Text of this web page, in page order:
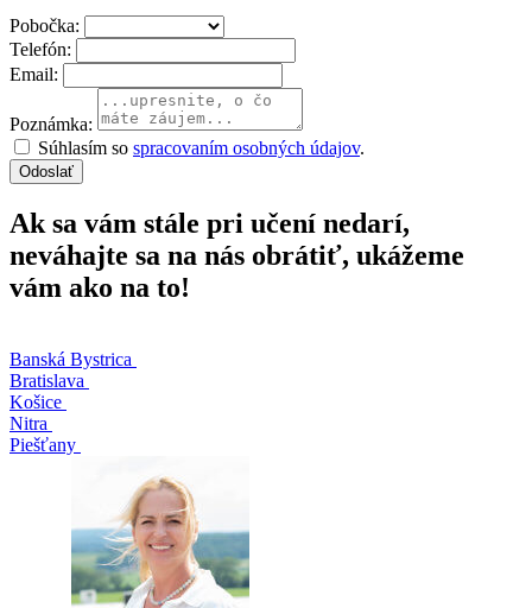
Pobočka:
Telefón:
Email:
Poznámka:
Súhlasím so spracovaním osobných údajov.
Odoslať
Ak sa vám stále pri učení nedarí,
neváhajte sa na nás obrátiť, ukážeme
vám ako na to!
Banská Bystrica
Bratislava
Košice
Nitra
Piešťany